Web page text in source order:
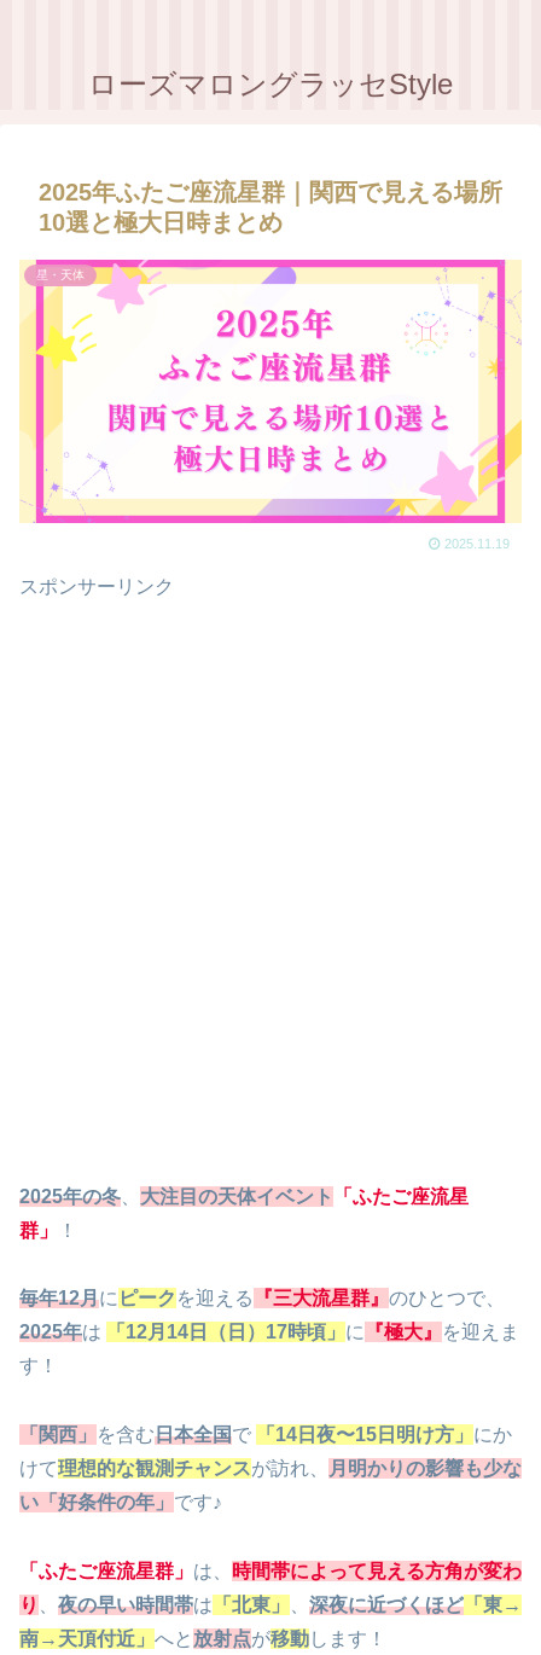
ローズマロングラッセStyle
2025年ふたご座流星群｜関西で見える場所
10選と極大日時まとめ
星・天体
2025.11.19
スポンサーリンク
2025年の冬 大注目の天体イベント
「ふたご座流星
群」
！
毎年12月に ピーク を迎える 『三大流星群』 のひとつで、
2025年は 「12月14日（日）17時頃」 に 『極大』
を迎えま
す！
「関西」 を含む日本全国で 「14日夜〜15日明け方」 にか
けて理想的な観測チャンスが訪れ、
月明かりの影響も少な
い「好条件の年」 です♪
「ふたご座流星群」 は、
時間帯によって見える方角が変わ
り
夜の早い時間帯は 「北東」 深夜に近づくほど 「東→
南→天頂付近」 へと 放射点が移動します！